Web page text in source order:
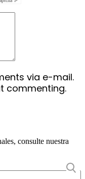
via e-mail.
commenting.
consulte nuestra